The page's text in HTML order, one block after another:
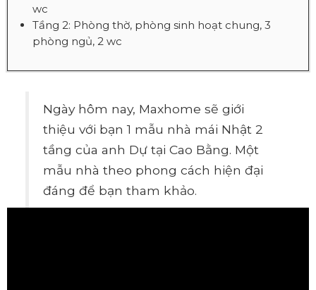
wc
Tầng 2: Phòng thờ, phòng sinh hoạt chung, 3
phòng ngủ, 2 wc
Ngày hôm nay, Maxhome sẽ giới
thiệu với bạn 1 mẫu nhà mái Nhật 2
tầng của anh Dự tại Cao Bằng. Một
mẫu nhà theo phong cách hiện đại
đáng để bạn tham khảo.